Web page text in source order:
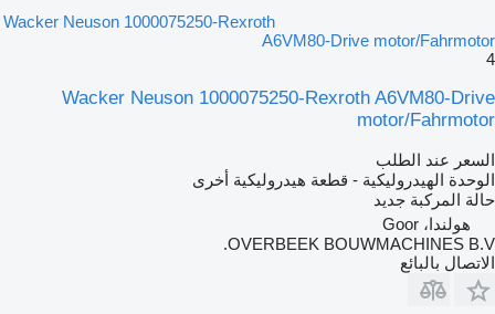
Wacker Neuson 1000075250-Rexroth
A6VM80-Drive motor/Fahrmotor
4
Wacker Neuson 1000075250-Rexroth A6VM80-Drive
motor/Fahrmotor
السعر عند الطلب
الوحدة الهيدروليكية - قطعة هيدروليكية أخرى
حالة المركبة جديد
هولندا، Goor
OVERBEEK BOUWMACHINES B.V.
الاتصال بالبائع